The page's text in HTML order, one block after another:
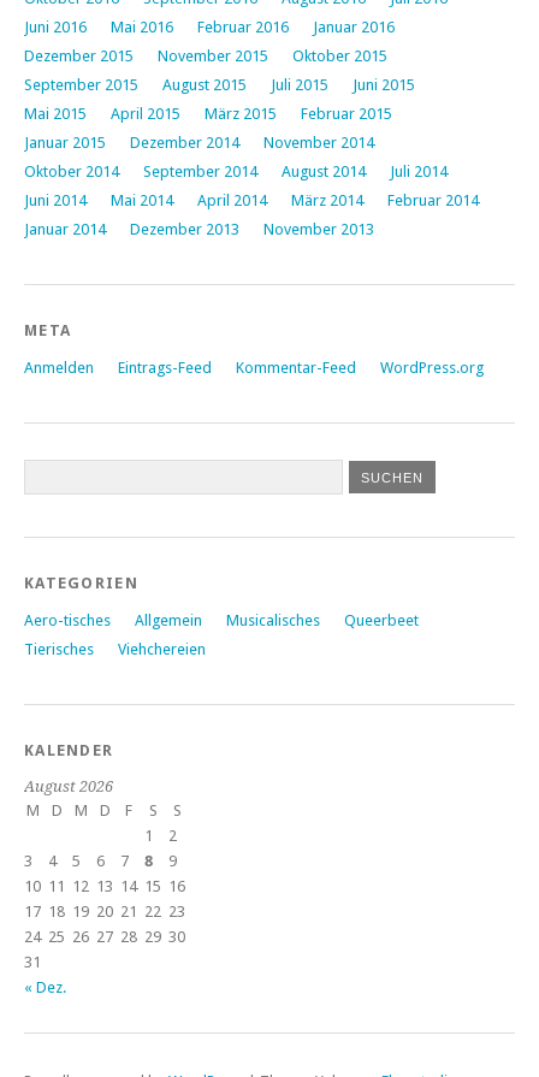
Juni 2016
Mai 2016 Februar 2016
Januar 2016
Dezember 2015
November 2015
Oktober 2015
September 2015
August 2015 Juli 2015
Juni 2015
Mai 2015
April 2015 März 2015
Februar 2015
Januar 2015
Dezember 2014
November 2014
Oktober 2014
September 2014 August 2014
Juli 2014
Juni 2014
Mai 2014 April 2014 März 2014
Februar 2014
Januar 2014
Dezember 2013 November 2013
META
Anmelden Eintrags-Feed Kommentar-Feed WordPress.org
KATEGORIEN
Aero-tisches Allgemein Musicalisches
Queerbeet
Tierisches
Viehchereien
KALENDER
August 2026
M
D M D F S
S
1
2
3
4 5 6 7 8
9
10 11 12 13 14 15 16
17 18 19 20 21 22 23
24 25 26 27 28 29 30
31
« Dez.